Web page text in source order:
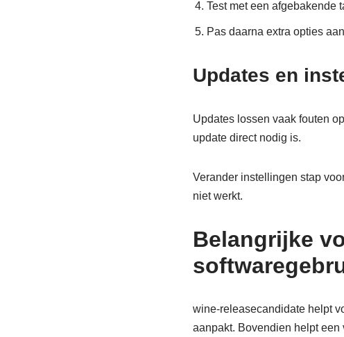
Test met een afgebakende
Pas daarna extra opties
Updates en
Updates lossen vaak fouten
update direct nodig is.
Verander instellingen stap
niet werkt.
Belangrijke
wine-releasecandidate helpt
aanpakt. Bovendien helpt een